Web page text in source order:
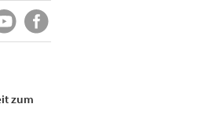
zum